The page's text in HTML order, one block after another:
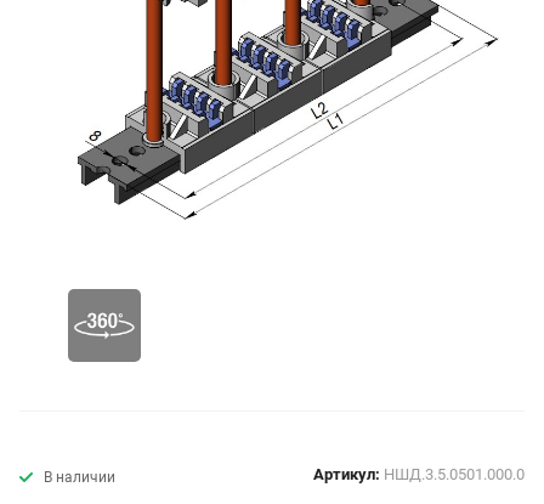
В наличии Артикул: НШД.3.5.0501.000.0